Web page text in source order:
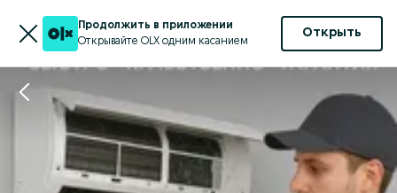
Продолжить в приложении
Открывайте OLX одним касанием
Открыть